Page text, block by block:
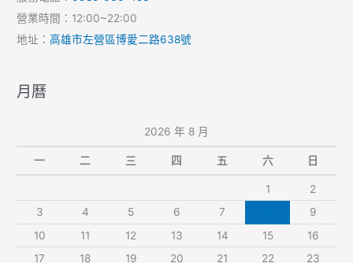
營業時間：12:00~22:00
地址：高雄市左營區博愛二路638號
月曆
2026 年 8 月
一 二 三 四 五 六 日
1
2
3
4 5 6 7
9
10
11 12 13 14 15
16
17
18 19 20 21 22 23